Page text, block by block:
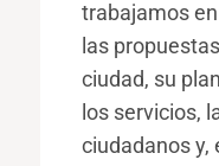
trabajamos
las
ciudad, su
los servicios,
ciudadanos y,